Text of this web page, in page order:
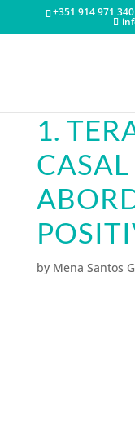
+351 914 971
1.
CASAL
by Mena Santos